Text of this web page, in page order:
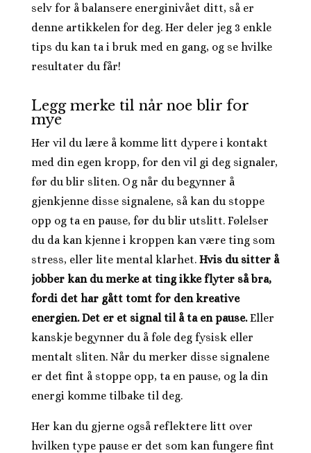
selv for å balansere energinivået ditt, så er
denne artikkelen for deg. Her deler jeg 3 enkle
tips du kan ta i bruk med en gang, og se hvilke
resultater du får!
Legg merke til når noe blir for
mye
Her vil du lære å komme litt dypere i kontakt
med din egen kropp, for den vil gi deg signaler,
før du blir sliten. Og når du begynner å
gjenkjenne disse signalene, så kan du stoppe
opp og ta en pause, før du blir utslitt. Følelser
du da kan kjenne i kroppen kan være ting som
stress, eller lite mental klarhet. Hvis du sitter å
jobber kan du merke at ting ikke flyter så bra,
fordi det har gått tomt for den kreative
energien. Det er et signal til å ta en pause.Eller
kanskje begynner du å føle deg fysisk eller
mentalt sliten. Når du merker disse signalene
er det fint å stoppe opp, ta en pause, og la din
energi komme tilbake til deg.
Her kan du gjerne også reflektere litt over
hvilken type pause er det som kan fungere fint